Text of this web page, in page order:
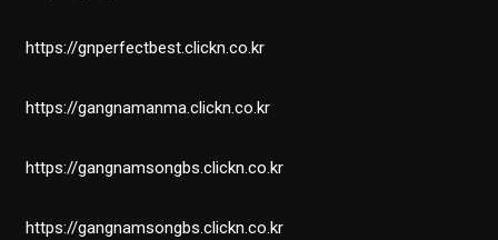
https://gnperfectbest.clickn.co.kr
https://gangnamanma.clickn.co.kr
https://gangnamsongbs.clickn.co.kr
https://gangnamsongbs.clickn.co.kr